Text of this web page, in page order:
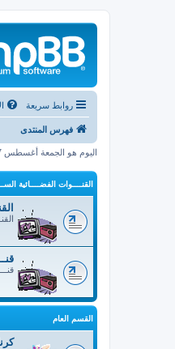
روابط سريعة
فهرس المنتدى
اليوم هو الجمعة أغسطس 07, 2026 3:05 am
القنــــوات الفضــــائية
القسم العام